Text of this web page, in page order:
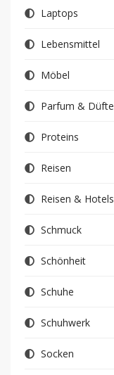
Laptops
Lebensmittel
Möbel
Parfum & Düfte
Proteins
Reisen
Reisen & Hotels
Schmuck
Schönheit
Schuhe
Schuhwerk
Socken